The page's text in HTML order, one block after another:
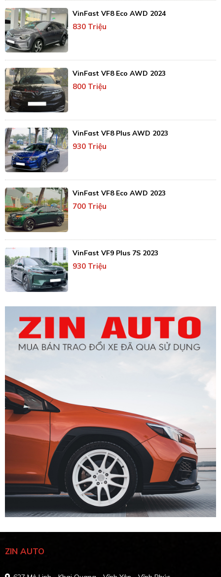
VinFast VF8 Eco AWD 2024
830 Triệu
VinFast VF8 Eco AWD 2023
800 Triệu
VinFast VF8 Plus AWD 2023
930 Triệu
VinFast VF8 Eco AWD 2023
700 Triệu
VinFast VF9 Plus 7S 2023
930 Triệu
ZIN AUTO